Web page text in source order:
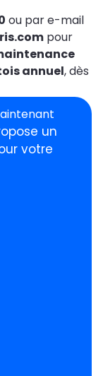
ou par e-mail
pour
annuel, dès
un
votre